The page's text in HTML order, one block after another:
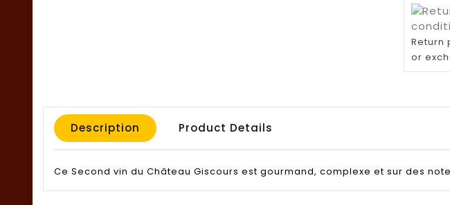
Return
or
Description Product Details
Ce Second vin du Château Giscours est gourmand, complexe et sur des